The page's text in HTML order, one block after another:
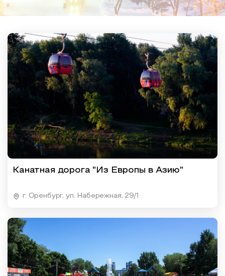
Образовательный туризм
Аттестованные экскурсоводы
Маршруты от экскурсоводов
Все маршруты
Доступная среда
Канатная дорога "Из Европы в Азию"
г. Оренбург, ул. Набережная, 29/1